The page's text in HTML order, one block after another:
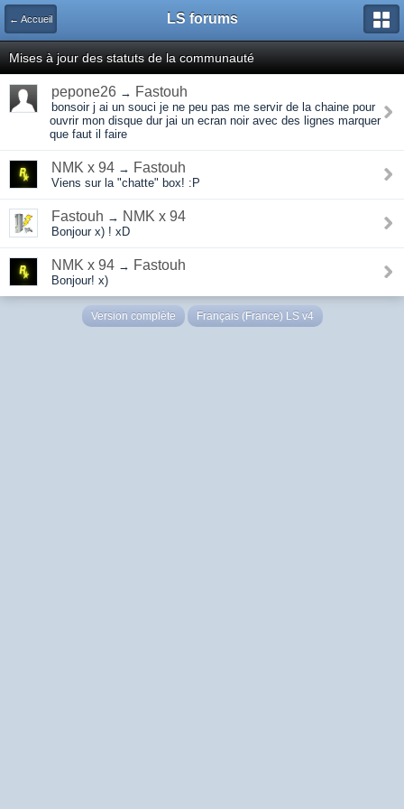
← Accueil LS forums
Mises à jour des statuts de la communauté
pepone26 → Fastouh
bonsoir j ai un souci je ne peu pas me servir de la chaine pour
ouvrir mon disque dur jai un ecran noir avec des lignes marquer
que faut il faire
NMK x 94 → Fastouh
Viens sur la "chatte" box! :P
Fastouh → NMK x 94
Bonjour x) ! xD
NMK x 94 → Fastouh
Bonjour! x)
Version complète Français (France) LS v4